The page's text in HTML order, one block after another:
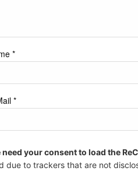
*
*
need your consent to load the
due to trackers that are not